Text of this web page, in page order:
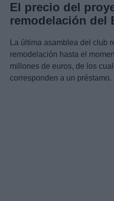
El precio del
remodelación del
La última asamblea del club
remodelación hasta el
millones de euros, de los
corresponden a un préstamo.